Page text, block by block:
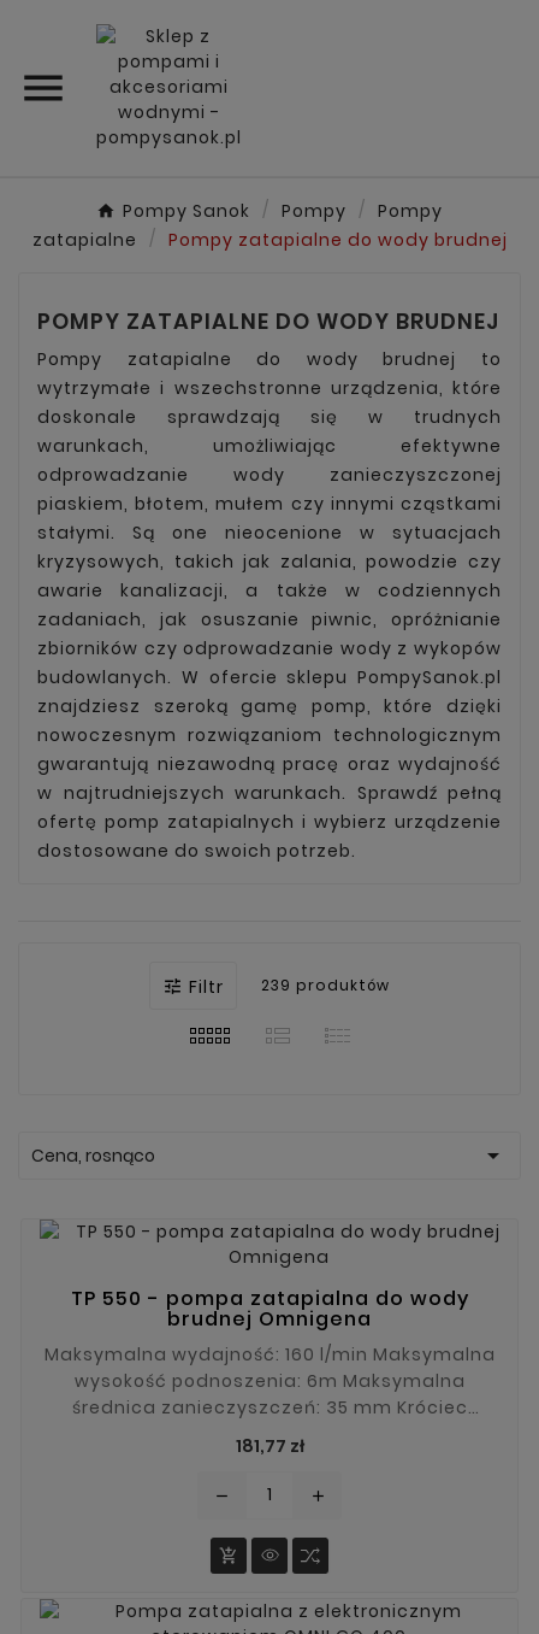

Pompy Sanok Pompy
Pompy
zatapialne
Pompy zatapialne do wody brudnej
POMPY ZATAPIALNE DO WODY BRUDNEJ
Pompy zatapialne do wody brudnej to
wytrzymałe i wszechstronne urządzenia, które
doskonale sprawdzają się w trudnych
warunkach, umożliwiając efektywne
odprowadzanie wody zanieczyszczonej
piaskiem, błotem, mułem czy innymi cząstkami
stałymi. Są one nieocenione w sytuacjach
kryzysowych, takich jak zalania, powodzie czy
awarie kanalizacji, a także w codziennych
zadaniach, jak osuszanie piwnic, opróżnianie
zbiorników czy odprowadzanie wody z wykopów
budowlanych. W ofercie sklepu PompySanok.pl
znajdziesz szeroką gamę pomp, które dzięki
nowoczesnym rozwiązaniom technologicznym
gwarantują niezawodną pracę oraz wydajność
w najtrudniejszych warunkach. Sprawdź pełną
ofertę pomp zatapialnych i wybierz urządzenie
dostosowane do swoich potrzeb.
 Filtr 239 produktów
Cena, rosnąco 
TP 550 - pompa zatapialna do wody
brudnej Omnigena
Maksymalna wydajność: 160 l/min Maksymalna
wysokość podnoszenia: 6m Maksymalna
średnica zanieczyszczeń: 35 mm Króciec
tłoczny: 1"
181,77 złCena
remove add
